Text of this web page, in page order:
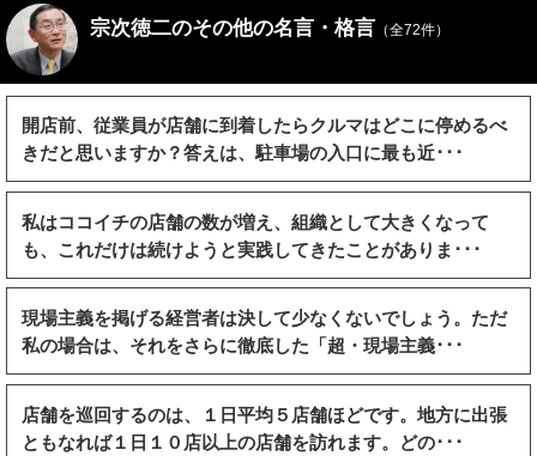
宗次徳二のその他の名言・格言 （全72件）
開店前、従業員が店舗に到着したらクルマはどこに停めるべ
きだと思いますか？答えは、駐車場の入口に最も近･･･
私はココイチの店舗の数が増え、組織として大きくなって
も、これだけは続けようと実践してきたことがありま･･･
現場主義を掲げる経営者は決して少なくないでしょう。ただ
私の場合は、それをさらに徹底した「超・現場主義･･･
店舗を巡回するのは、１日平均５店舗ほどです。地方に出張
ともなれば１日１０店以上の店舗を訪れます。どの･･･